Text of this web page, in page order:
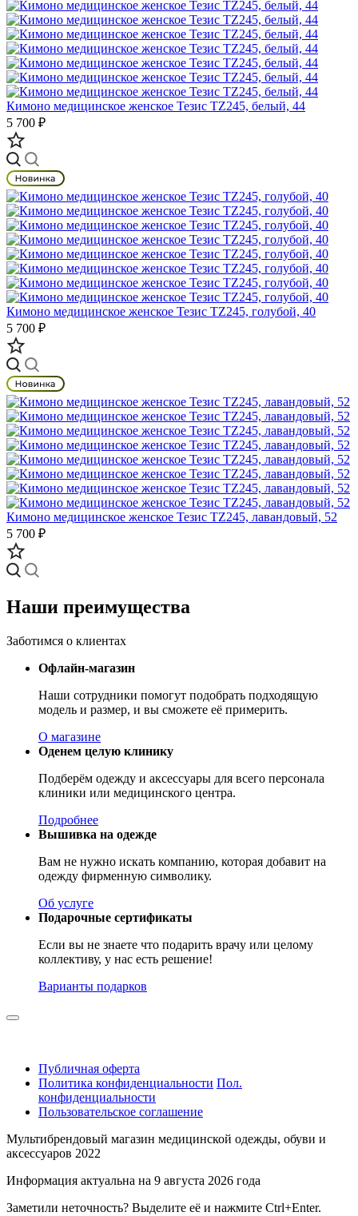
Кимоно медицинское женское Тезис TZ245, белый, 44
5 700 ₽
Кимоно медицинское женское Тезис TZ245, голубой, 40
5 700 ₽
Кимоно медицинское женское Тезис TZ245, лавандовый, 52
5 700 ₽
Наши преимущества
Заботимся о клиентах
Офлайн-магазин
Наши сотрудники помогут подобрать подходящую
модель и размер, и вы сможете её примерить.
О магазине
Оденем целую клинику
Подберём одежду и аксессуары для всего персонала
клиники или медицинского центра.
Подробнее
Вышивка на одежде
Вам не нужно искать компанию, которая добавит на
одежду фирменную символику.
Об услуге
Подарочные сертификаты
Если вы не знаете что подарить врачу или целому
коллективу, у нас есть решение!
Варианты подарков
Публичная оферта
Политика конфиденциальности Пол.
конфиденциальности
Пользовательское соглашение
Мультибрендовый магазин медицинской одежды, обуви и
аксессуаров 2022
Информация актуальна на 9 августа 2026 года
Заметили неточность? Выделите её и нажмите Ctrl+Enter.